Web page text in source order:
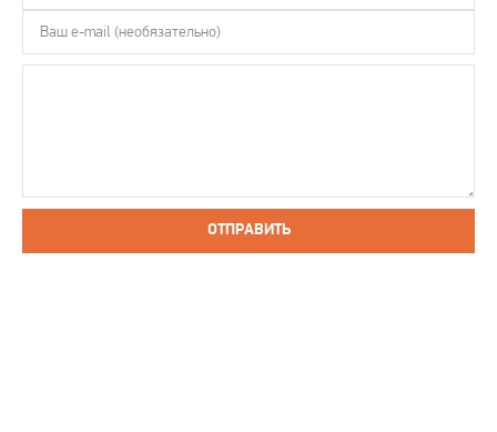
ОТПРАВИТЬ